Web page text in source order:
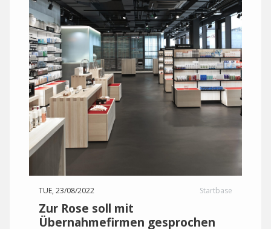
TUE, 23/08/2022 Startbase
Zur Rose soll mit
Übernahmefirmen gesprochen